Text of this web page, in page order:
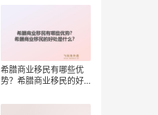
希腊商业移民有哪些优
势？希腊商业移民的好